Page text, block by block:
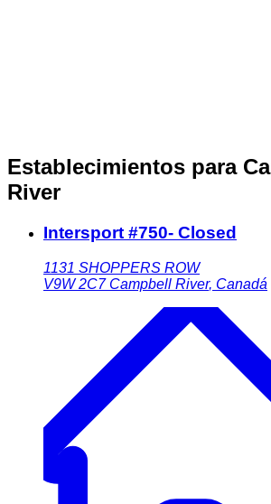
Establecimientos para
River
Intersport #750- Closed
1131 SHOPPERS ROW
V9W 2C7 Campbell River, Canadá